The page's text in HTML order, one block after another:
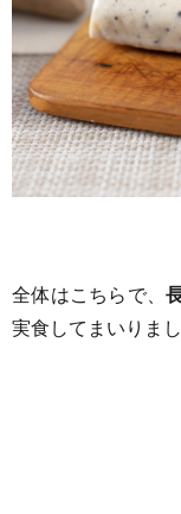
全体はこちらで、
実食してまいりまし